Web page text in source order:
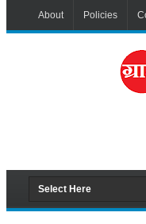
About Policies